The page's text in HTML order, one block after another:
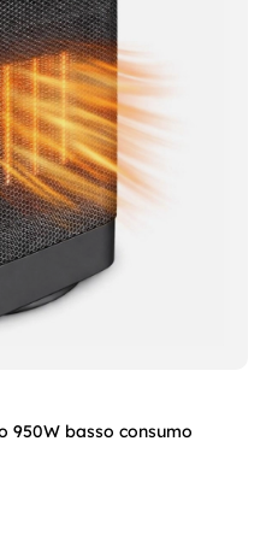
950W basso consumo